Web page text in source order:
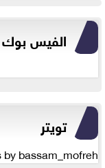
الفيس بوك
تويتر
bassam_mofreh